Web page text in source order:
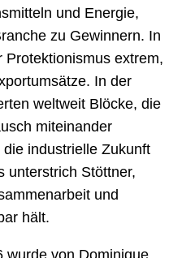
und Energie,
zu Gewinnern. In
extrem,
In der
weltweit Blöcke, die
miteinander
industrielle Zukunft
unterstrich Stöttner,
und
hält.